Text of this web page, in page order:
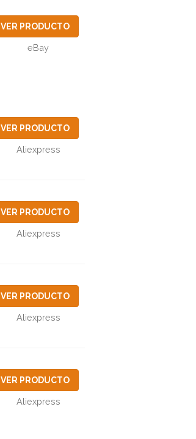
VER PRODUCTO
eBay
VER PRODUCTO
Aliexpress
VER PRODUCTO
Aliexpress
VER PRODUCTO
Aliexpress
VER PRODUCTO
Aliexpress